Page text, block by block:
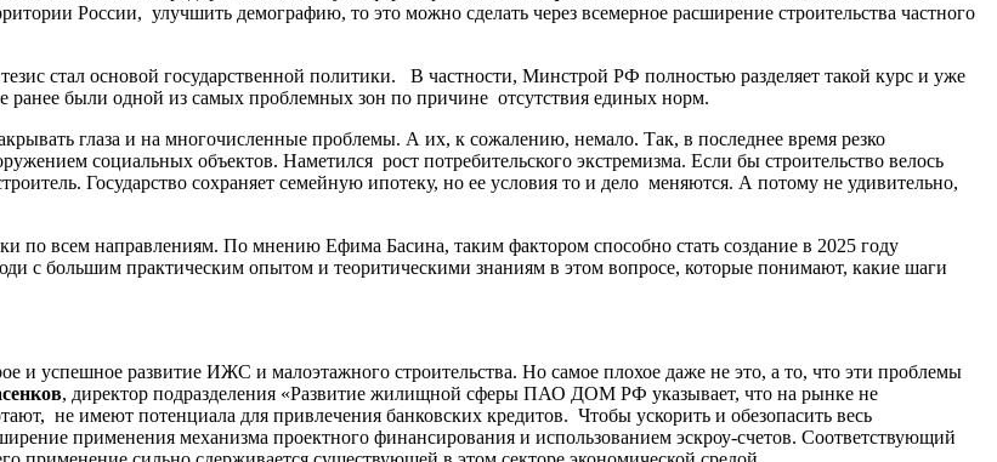
России, улучшить демографию, то это можно сделать через всемерное расширение строительства частного
стал основой государственной политики. В частности, Минстрой РФ полностью разделяет такой курс и уже
ранее были одной из самых проблемных зон по причине отсутствия единых норм.
глаза и на многочисленные проблемы. А их, к сожалению, немало. Так, в последнее время резко
социальных объектов. Наметился рост потребительского экстремизма. Если бы строительство велось
Государство сохраняет семейную ипотеку, но ее условия то и дело меняются. А потому не удивительно,
по всем направлениям. По мнению Ефима Басина, таким фактором способно стать создание в 2025 году
с большим практическим опытом и теоритическими знаниям в этом вопросе, которые понимают, какие шаги
и успешное развитие ИЖС и малоэтажного строительства. Но самое плохое даже не это, а то, что эти проблемы
, директор подразделения «Развитие жилищной сферы ПАО ДОМ РФ указывает, что на рынке не
не имеют потенциала для привлечения банковских кредитов. Чтобы ускорить и обезопасить весь
применения механизма проектного финансирования и использованием эскроу-счетов. Соответствующий